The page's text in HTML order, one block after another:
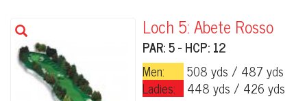
Loch 5: Abete Rosso
PAR: 5 - HCP: 12
Men:
508 yds / 487 yds
Ladies:
448 yds / 426 yds